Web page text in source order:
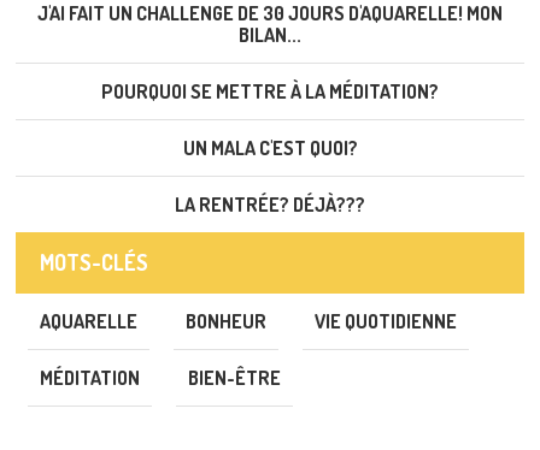
J'AI FAIT UN CHALLENGE DE 30 JOURS D'AQUARELLE! MON
BILAN...
POURQUOI SE METTRE À LA MÉDITATION?
UN MALA C'EST QUOI?
LA RENTRÉE? DÉJÀ???
MOTS-CLÉS
AQUARELLE BONHEUR VIE QUOTIDIENNE
MÉDITATION BIEN-ÊTRE